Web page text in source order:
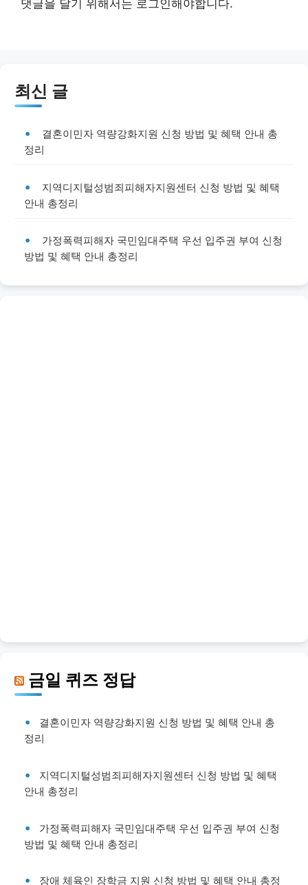
댓글을 달기 위해서는 로그인해야합니다.
최신 글
결혼이민자 역량강화지원 신청 방법 및 혜택 안내 총
정리
지역디지털성범죄피해자지원센터 신청 방법 및 혜택
안내 총정리
가정폭력피해자 국민임대주택 우선 입주권 부여 신청
방법 및 혜택 안내 총정리
금일 퀴즈 정답
결혼이민자 역량강화지원 신청 방법 및 혜택 안내 총
정리
지역디지털성범죄피해자지원센터 신청 방법 및 혜택
안내 총정리
가정폭력피해자 국민임대주택 우선 입주권 부여 신청
방법 및 혜택 안내 총정리
장애 체육인 장학금 지원 신청 방법 및 혜택 안내 총정